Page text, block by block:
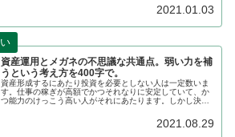
2021.01.03
資産運用とメガネの不思議な共通点。弱い力を補
うという考え方を400字で。
資産形成するにあたり投資を必要としない人は一定数いま
す。仕事の稼ぎが高額でかつそれなりに安定していて、か
つ能力のけっこう高い人がそれにあたります。しかし決し
はそういう「有能な高給取り」のマネをしても仕方ありま
せん。使えるものは何でも使ってサバイブしましょう。
2021.08.29